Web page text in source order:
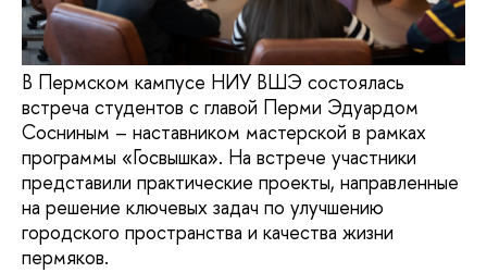
В Пермском кампусе НИУ ВШЭ состоялась
встреча студентов с главой Перми Эдуардом
Сосниным – наставником мастерской в рамках
программы «Госвышка». На встрече участники
представили практические проекты, направленные
на решение ключевых задач по улучшению
городского пространства и качества жизни
пермяков.